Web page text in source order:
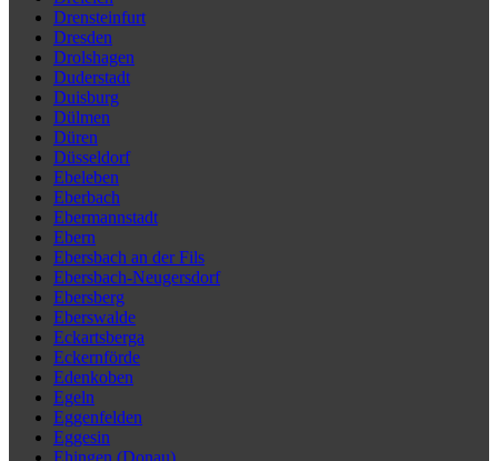
Drensteinfurt
Dresden
Drolshagen
Duderstadt
Duisburg
Dülmen
Düren
Düsseldorf
Ebeleben
Eberbach
Ebermannstadt
Ebern
Ebersbach an der Fils
Ebersbach-Neugersdorf
Ebersberg
Eberswalde
Eckartsberga
Eckernförde
Edenkoben
Egeln
Eggenfelden
Eggesin